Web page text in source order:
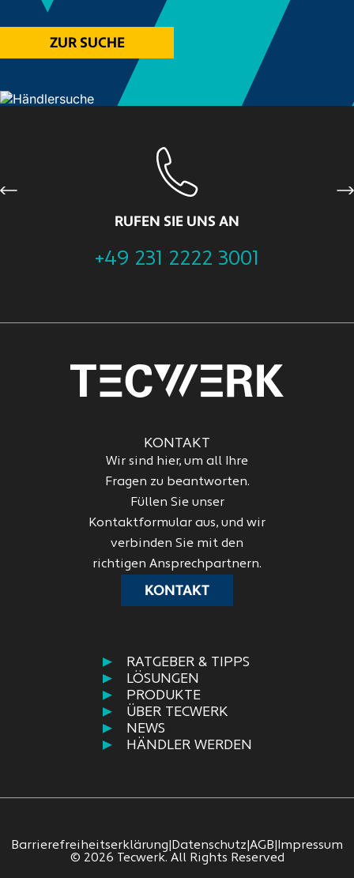
ZUR SUCHE
RUFEN SIE UNS AN
+49 231 2222 3001
Previous
RATGEBER & TIPPS
LÖSUNGEN
PRODUKTE
ÜBER TECWERK
NEWS
HÄNDLER WERDEN
KONTAKT
Wir sind hier, um all Ihre
Fragen zu beantworten.
Füllen Sie unser
Kontaktformular aus, und wir
verbinden Sie mit den
richtigen Ansprechpartnern.
KONTAKT
Barrierefreiheitserklärung Datenschutz AGB
Impressum
© 2026 Tecwerk. All Rights Reserved